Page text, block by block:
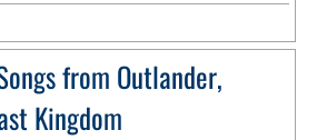
from Outlander,
Kingdom